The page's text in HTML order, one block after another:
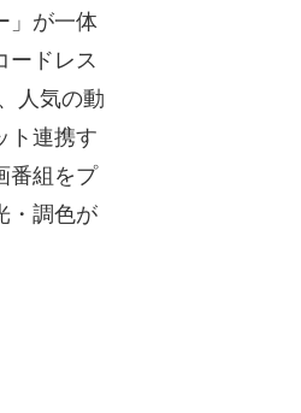
」が一体
ードレス
人気の動
ト連携す
番組をプ
・調色が